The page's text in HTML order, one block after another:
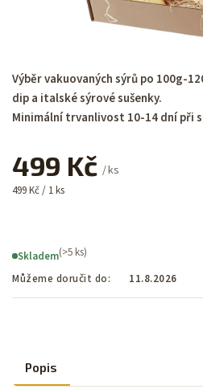
499 Kč / ks
499 Kč / 1 ks
Skladem(>5 ks)
Můžeme doručit do:
11.8.2026
Výběr vakuovaných sýrů po 100g-
dip a italské sýrové sušenky.
Minimální trvanlivost 10-14 dní při
Popis